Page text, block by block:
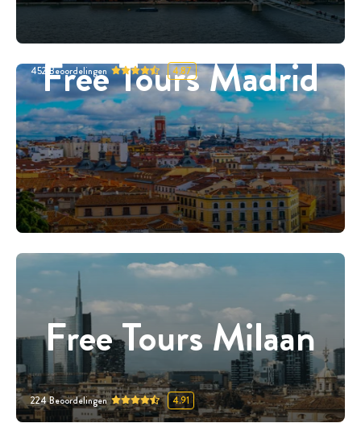
Free Tours Madrid
452 Beoordelingen 4.87
Free Tours Milaan
224Beoordelingen 4.91